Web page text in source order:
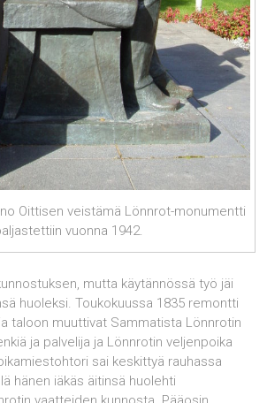
Oittisen veistämä Lönnrot-monumentti
vuonna 1942.
mutta käytännössä työ jäi
huoleksi. Toukokuussa 1835 remontti
taloon muuttivat Sammatista Lönn­rotin
ja palvelija ja Lönnrotin veljenpoika
sai keskittyä rauhassa
hänen iäkäs äitinsä huolehti